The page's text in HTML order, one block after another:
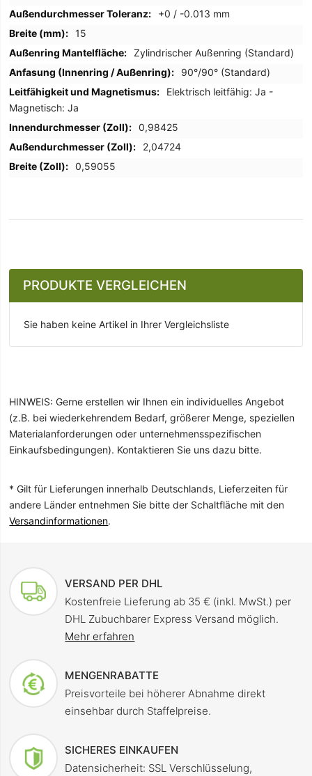
+0 / -0.013 mm
15
Zylindrischer Außenring (Standard)
90°/90° (Standard)
Elektrisch leitfähig: Ja -
Magnetisch: Ja
0,98425
2,04724
0,59055
PRODUKTE VERGLEICHEN
Sie haben keine Artikel in Ihrer Vergleichsliste
HINWEIS: Gerne erstellen wir Ihnen ein individuelles Angebot
(z.B. bei wiederkehrendem Bedarf, größerer Menge, speziellen
Materialanforderungen oder unternehmensspezifischen
Einkaufsbedingungen). Kontaktieren Sie uns dazu bitte.
* Gilt für Lieferungen innerhalb Deutschlands, Lieferzeiten für
andere Länder entnehmen Sie bitte der Schaltfläche mit den
Versandinformationen.
VERSAND PER DHL
Kostenfreie Lieferung ab 35 € (inkl. MwSt.) per
DHL Zubuchbarer Express Versand möglich.
Mehr erfahren
MENGENRABATTE
Preisvorteile bei höherer Abnahme direkt
einsehbar durch Staffelpreise.
SICHERES EINKAUFEN
Datensicherheit: SSL Verschlüsselung,